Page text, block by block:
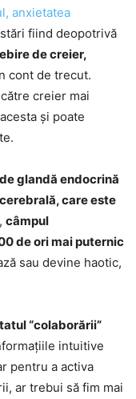
anxietatea
fiind deopotrivă
de creier,
cont de trecut.
creier mai
şi poate
glandă endocrină
care este
câmpul
de ori mai puternic
sau devine haotic,
“colaborării”
intuitive
pentru a activa
ar trebui să fim mai